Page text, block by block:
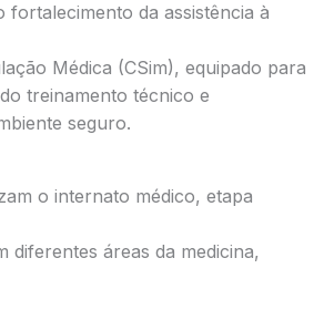
da assistência à
Médica (CSim), equipado para
treinamento técnico e
seguro.
o internato médico, etapa
diferentes áreas da medicina,